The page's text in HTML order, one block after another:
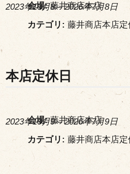
2023年10月8–2026年7月8日
会場: 藤井商店本店
カテゴリ: 藤井商店本店定
本店定休日
2023年10月9–2026年7月9日
会場: 藤井商店本店
カテゴリ: 藤井商店本店定